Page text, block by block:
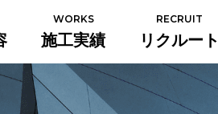
WORKS
施工実績
RECRUIT
リクルート